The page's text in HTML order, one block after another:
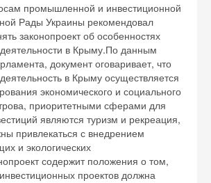
промышленной и инвестиционной
Рады Украины рекомендовал
законопроект об особенностях
в Крыму.По данным
документ оговаривает, что
в Крыму осуществляется
экономического и социального
приоритетными сферами для
являются туризм и рекреация,
привлекаться с внедрением
и экологических
содержит положения о том,
проектов должна